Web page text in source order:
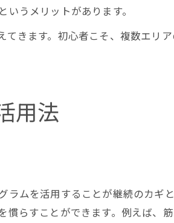
うメリットがあります。
きます。初心者こそ、複数エリ
用法
ムを活用することが継続のカギ
らすことができます。例えば、